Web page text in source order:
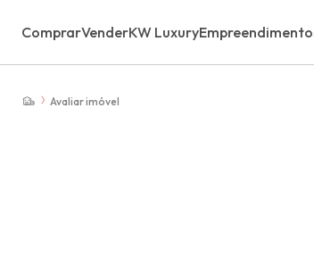
ComprarVenderKW Luxury
Avaliar imóvel